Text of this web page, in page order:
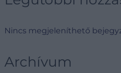
Nincs megjeleníthető
Archívum